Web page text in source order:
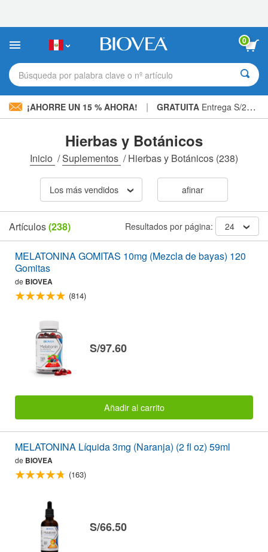
sitio
incluye
sistema
de
0
Búsqueda por palabra clave o nº artículo
¡AHORRE UN 15 % AHORA! | GRATUITA Entrega S/234.00 »
Hierbas y Botánicos
Inicio /Suplementos /Hierbas y Botánicos (238)
Los más vendidos afinar
Artículos(238) Resultados por página: 24
MELATONINA GOMITAS 10mg (Mezcla de bayas) 120
Gomitas
de BIOVEA
(814)
S/97.60
Añadir al carrito
MELATONINA Líquida 3mg (Naranja) (2 fl oz) 59ml
de BIOVEA
(163)
S/66.50